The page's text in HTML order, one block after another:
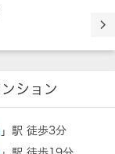
ション
」駅 徒歩3分